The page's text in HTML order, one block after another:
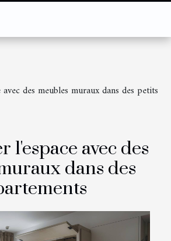
des meubles muraux dans des petits
l'espace avec des
dans des